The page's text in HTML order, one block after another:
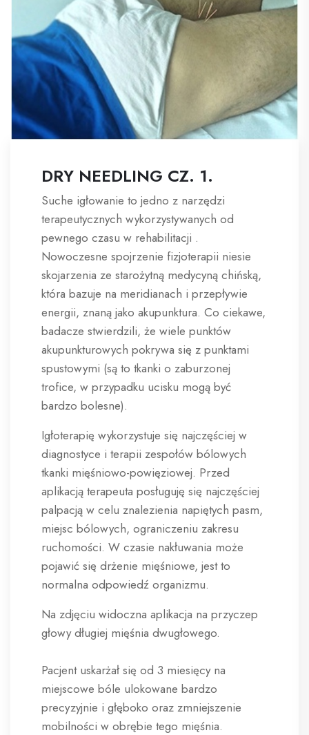
DRY NEEDLING CZ. 1.
Suche igłowanie to jedno z narzędzi
terapeutycznych wykorzystywanych od
pewnego czasu w rehabilitacji .
Nowoczesne spojrzenie fizjoterapii niesie
skojarzenia ze starożytną medycyną chińską,
która bazuje na meridianach i przepływie
energii, znaną jako akupunktura. Co ciekawe,
badacze stwierdzili, że wiele punktów
akupunkturowych pokrywa się z punktami
spustowymi (są to tkanki o zaburzonej
trofice, w przypadku ucisku mogą być
bardzo bolesne).
Igłoterapię wykorzystuje się najczęściej w
diagnostyce i terapii zespołów bólowych
tkanki mięśniowo-powięziowej. Przed
aplikacją terapeuta posługuję się najczęściej
palpacją w celu znalezienia napiętych pasm,
miejsc bólowych, ograniczeniu zakresu
ruchomości. W czasie nakłuwania może
pojawić się drżenie mięśniowe, jest to
normalna odpowiedź organizmu.
Na zdjęciu widoczna aplikacja na przyczep
głowy długiej mięśnia dwugłowego.
Pacjent uskarżał się od 3 miesięcy na
miejscowe bóle ulokowane bardzo
precyzyjnie i głęboko oraz zmniejszenie
mobilności w obrębie tego mięśnia.